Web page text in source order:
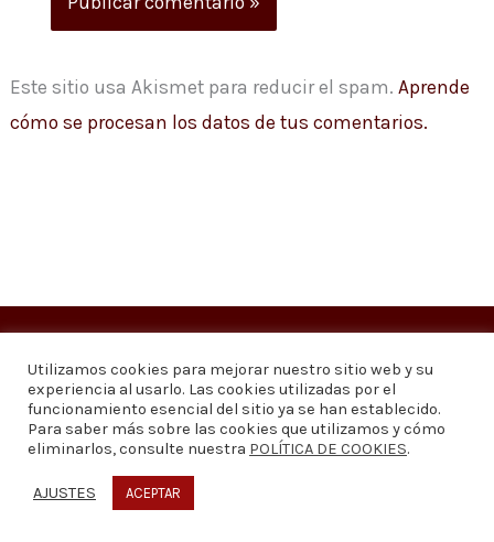
Este sitio usa Akismet para reducir el spam. Aprende
cómo se procesan los datos de tus comentarios.
Copyright © 2026Visión 20/20 Noticias
Visión 20/20 Noticias - Edición 1.095
Contáctenos
Quiénes somos
Política de privacidad
Utilizamos cookies para mejorar nuestro sitio web y su
experiencia al usarlo. Las cookies utilizadas por el
funcionamiento esencial del sitio ya se han establecido.
Para saber más sobre las cookies que utilizamos y cómo
eliminarlos, consulte nuestra POLÍTICA DE COOKIES.
AJUSTES ACEPTAR